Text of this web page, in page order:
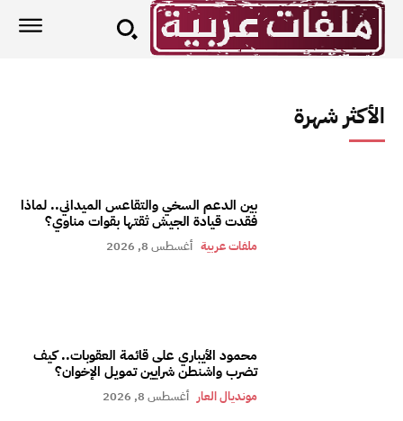
الأكثر شهرة
بين الدعم السخي والتقاعس الميداني.. لماذا
فقدت قيادة الجيش ثقتها بقوات مناوي؟
ملفات عربية أغسطس 8, 2026
محمود الأيباري على قائمة العقوبات.. كيف
تضرب واشنطن شرايين تمويل الإخوان؟
مونديال العار أغسطس 8, 2026